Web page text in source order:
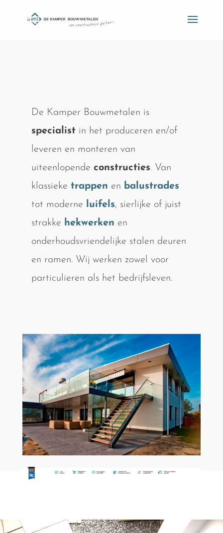
De Kamper Bouwmetalen is
specialistin het produceren en/of
leveren en monteren van
uiteenlopende constructies. Van
klassieke trappen en balustrades
tot moderne luifels, sierlijke of juist
strakke hekwerken en
onderhoudsvriendelijke stalen deuren
en ramen. Wij werken zowel voor
particulieren als het bedrijfsleven.